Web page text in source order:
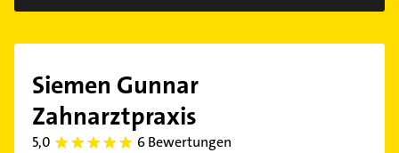
Siemen Gunnar
Zahnarztpraxis
5,0 5.0 6 Bewertungen